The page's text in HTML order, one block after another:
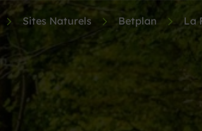
Sites Naturels Betplan La